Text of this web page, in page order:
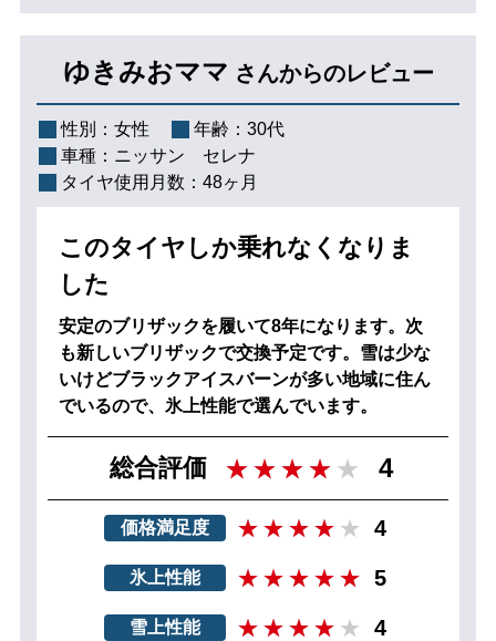
ゆきみおママ さんからのレビュー
性別： 女性 年齢： 30代
車種： ニッサン セレナ
タイヤ使用月数： 48ヶ月
このタイヤしか乗れなくなりま
した
安定のブリザックを履いて8年になります。次
も新しいブリザックで交換予定です。雪は少な
いけどブラックアイスバーンが多い地域に住ん
でいるので、氷上性能で選んでいます。
総合評価 4
価格満足度 4
氷上性能 5
雪上性能 4